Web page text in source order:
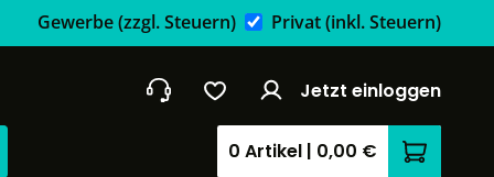
Gewerbe(zzgl. Steuern) Privat(inkl. Steuern)
Jetzt einloggen
0 Artikel | 0,00 €